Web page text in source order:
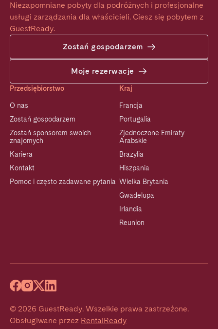
Niezapomniane pobyty dla podróżnych i profesjonalne
usługi zarządzania dla właścicieli. Ciesz się pobytem z
GuestReady.
Zostań gospodarzem
Moje rezerwacje
Przedsiębiorstwo
O nas
Zostań gospodarzem
Zostań sponsorem swoich
znajomych
Kariera
Kontakt
Pomoc i często zadawane pytania
Kraj
Francja
Portugalia
Zjednoczone Emiraty
Arabskie
Brazylia
Hiszpania
Wielka Brytania
Gwadelupa
Irlandia
Reunion
© 2026 GuestReady. Wszelkie prawa zastrzeżone.
Obsługiwane przez RentalReady